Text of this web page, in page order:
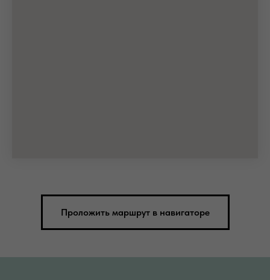
Проложить маршрут в навигаторе